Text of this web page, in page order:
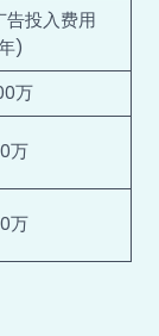
告投入费用
)
万
万
万